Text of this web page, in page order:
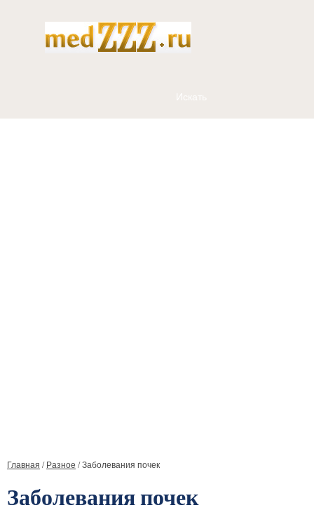
Главная /Разное /Заболевания почек
Заболевания почек